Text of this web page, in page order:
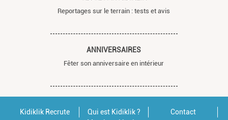
Reportages sur le terrain : tests et avis
ANNIVERSAIRES
Fêter son anniversaire en intérieur
Kidiklik Recrute Qui est Kidiklik ?
Contact